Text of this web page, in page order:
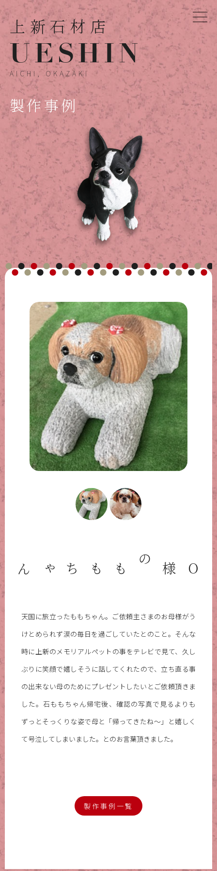
上新石材店
AICHI, OKAZAKI
製作事例
O様のももちゃん
天国に旅立ったももちゃん。ご依頼主さまのお母様がう
けとめられず涙の毎日を過ごしていたとのこと。そんな
時に上新のメモリアルペットの事をテレビで見て、久し
ぶりに笑顔で嬉しそうに話してくれたので、立ち直る事
の出来ない母のためにプレゼントしたいとご依頼頂きま
した。石ももちゃん帰宅後、確認の写真で見るよりも
ずっとそっくりな姿で母と「帰ってきたね〜」と嬉しく
て号泣してしまいました。とのお言葉頂きました。
製作事例一覧